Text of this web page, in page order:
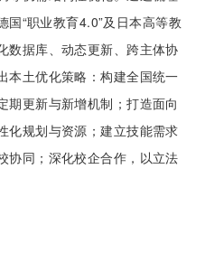
“职业教育4.0”及日本高等教
数据库、动态更新、跨主体协
本土优化策略：构建全国统一
期更新与新增机制；打造面向
化规划与资源；建立技能需求
协同；深化校企合作，以立法